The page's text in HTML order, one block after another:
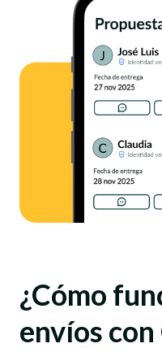
¿Cómo
envíos